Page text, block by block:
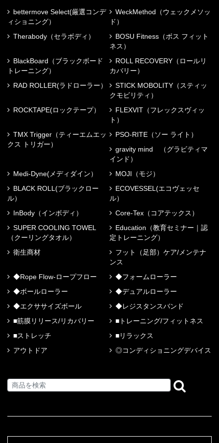
bettermove Select(厳選コンデ
ィショニング）
WeckMethod（ウェックメソッ
ド）
Therabody（セラボディ）
BOSU Fitness（ボス フィット
ネス）
BlackBoard（ブラックボード
トレーニング）
ROLL RECOVERY（ロールリ
カバリー）
RAD ROLLER(ラドローラー）
STICK MOBOLITY（スティッ
クモビリティ）
ROCKTAPE(ロックテープ）
FLEXVIT（フレックスヴィッ
ト）
TMX Trigger（ティーエムエッ
クス トリガー）
PSO-RITE（ソー ライト）
gravity mind （グラビティマ
インド）
Medi-Dyne(メディダイン）
MOJI（モジ）
BLACK ROLL(ブラックロー
ル）
ECOVESSEL(エコヴェッセ
ル）
InBody（インボディ）
Core-Tex（コアテックス）
SUPER COOLING TOWEL
（クーリングタオル）
Education（教育セミナー｜認
定トレーニング）
衛生商材
フット（足部）ケア/メンテナ
ンス
◆Rope Flow-ロープフロー
◆フォームローラー
◆ボールローラー
◆デュアルローラー
◆エクササイズボール
◆レジスタンスバンド
■筋膜リリース/リカバリー
■トレーニング/フィットネス
■ストレッチ
■リラックス
アウトドア
◎コンディショニングデバイス